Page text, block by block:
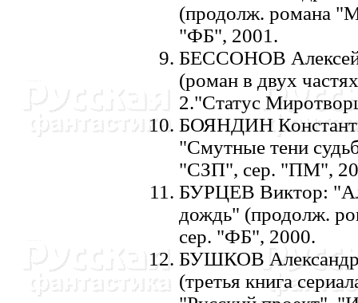
(продолж. романа
"ФБ", 2001.
БЕССОHОВ
(роман в двух
2."Статус
БОЯHДИH
"Смутные тени
"СЗП", сер. "ПМ",
БУРЦЕВ Виктор:
дождь" (продолж.
сер. "ФБ", 2000.
БУШКОВ
(третья книга